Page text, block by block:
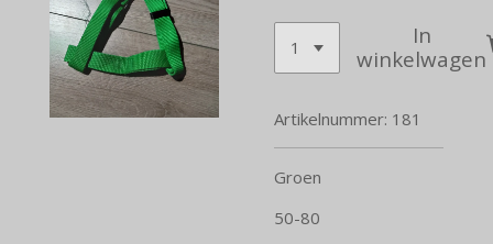
In
winkelwagen
Artikelnummer: 181
Groen
50-80